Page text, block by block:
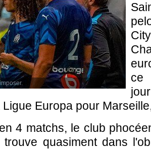
ce
Europa pour
4 matchs, le club
quasiment dans